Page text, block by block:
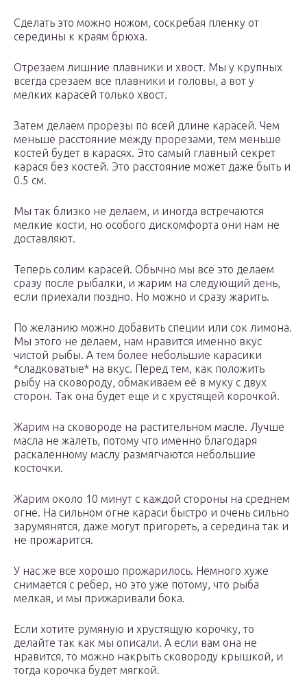
Сделать это можно ножом, соскребая пленку от
середины к краям брюха.
Отрезаем лишние плавники и хвост. Мы у крупных
всегда срезаем все плавники и головы, а вот у
мелких карасей только хвост.
Затем делаем прорезы по всей длине карасей. Чем
меньше расстояние между прорезами, тем меньше
костей будет в карасях. Это самый главный секрет
карася без костей. Это расстояние может даже быть и
0.5 см.
Мы так близко не делаем, и иногда встречаются
мелкие кости, но особого дискомфорта они нам не
доставляют.
Теперь солим карасей. Обычно мы все это делаем
сразу после рыбалки, и жарим на следующий день,
если приехали поздно. Но можно и сразу жарить.
По желанию можно добавить специи или сок лимона.
Мы этого не делаем, нам нравится именно вкус
чистой рыбы. А тем более небольшие карасики
*сладковатые* на вкус. Перед тем, как положить
рыбу на сковороду, обмакиваем её в муку с двух
сторон. Так она будет еще и с хрустящей корочкой.
Жарим на сковороде на растительном масле. Лучше
масла не жалеть, потому что именно благодаря
раскаленному маслу размягчаются небольшие
косточки.
Жарим около 10 минут с каждой стороны на среднем
огне. На сильном огне караси быстро и очень сильно
зарумянятся, даже могут пригореть, а середина так и
не прожарится.
У нас же все хорошо прожарилось. Немного хуже
снимается с ребер, но это уже потому, что рыба
мелкая, и мы прижаривали бока.
Если хотите румяную и хрустящую корочку, то
делайте так как мы описали. А если вам она не
нравится, то можно накрыть сковороду крышкой, и
тогда корочка будет мягкой.